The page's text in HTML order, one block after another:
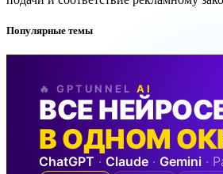
Популярные темы
🔥 GPTUNNEL AI
ВСЕ
В ОДНОМ
ChatGPT · Claude · Gemini ·